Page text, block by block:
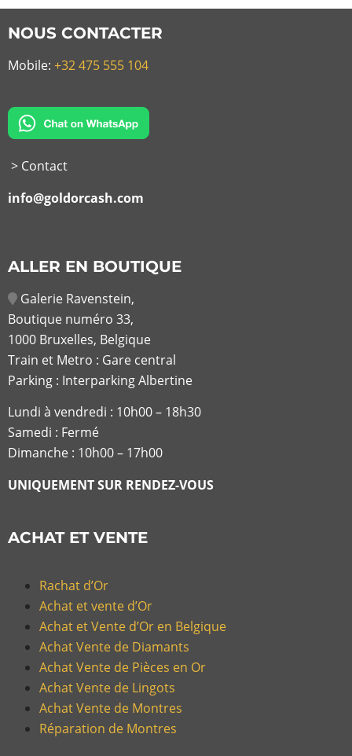
NOUS CONTACTER
Mobile: +32 475 555 104
> Contact
info@goldorcash.com
ALLER EN BOUTIQUE
Galerie Ravenstein,
Boutique numéro 33,
1000 Bruxelles, Belgique
Train et Metro : Gare central
Parking : Interparking Albertine
Lundi à vendredi : 10h00 – 18h30
Samedi : Fermé
Dimanche : 10h00 – 17h00
UNIQUEMENT SUR RENDEZ-VOUS
ACHAT ET VENTE
Rachat d’Or
Achat et vente d’Or
Achat et Vente d’Or en Belgique
Achat Vente de Diamants
Achat Vente de Pièces en Or
Achat Vente de Lingots
Achat Vente de Montres
Réparation de Montres